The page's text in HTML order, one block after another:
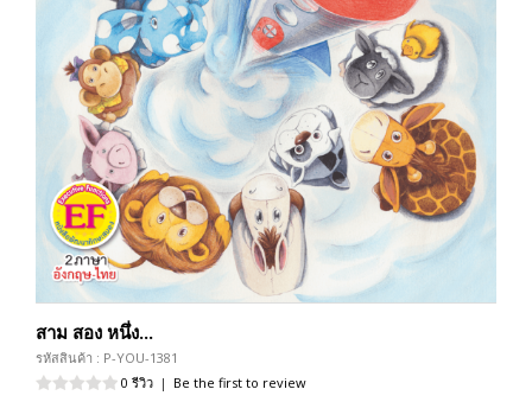
สาม สอง หนึ่ง...
รหัสสินค้า : P-YOU-1381
0 รีวิว | Be the first to review